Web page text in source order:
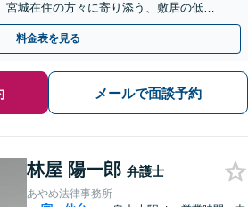
宮城在住の方々に寄り添う、敷居の低い
約可】
料金表を見る
メールで面談予約
林屋 陽一郎 弁護士
あやめ法律事務所